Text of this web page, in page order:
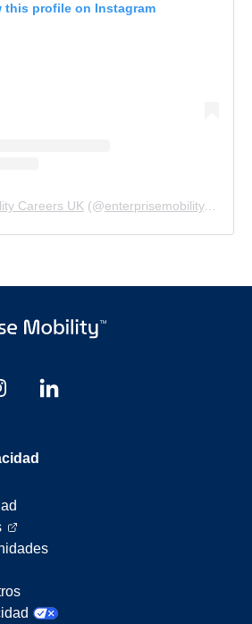
this profile on Instagram
Careers UK (@enterprisemobility.careers.uk